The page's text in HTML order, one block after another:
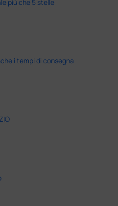
più che 5 stelle
i tempi di consegna